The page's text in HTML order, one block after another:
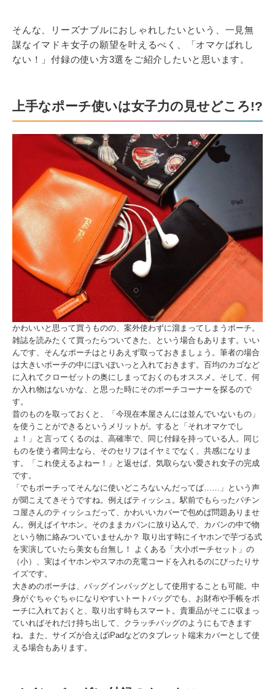
そんな、リーズナブルにおしゃれしたいという、一見無
謀なイマドキ女子の願望を叶えるべく、「オマケばれし
ない！」付録の使い方3選をご紹介したいと思います。
上手なポーチ使いは女子力の見せどころ!?
かわいいと思って買うものの、案外使わずに溜まってしまうポーチ。
雑誌を読みたくて買ったらついてきた、という場合もあります。いい
んです、そんなポーチはとりあえず取っておきましょう。筆者の場合
は大きいポーチの中にぽいぽいっと入れておきます。百均のカゴなど
に入れてクローゼットの奥にしまっておくのもオススメ。そして、何
か入れ物はないかな、と思った時にそのポーチコーナーを探るので
す。
昔のものを取っておくと、「今現在本屋さんには並んでいないもの」
を使うことができるというメリットが。すると「それオマケでし
ょ！」と言ってくるのは、高確率で、同じ付録を持っている人。同じ
ものを使う者同士なら、そのセリフはイヤミでなく、共感になりま
す。「これ使えるよねー！」と返せば、気取らない愛され女子の完成
です。
「でもポーチってそんなに使いどころないんだってば……」という声
が聞こえてきそうですね。例えばティッシュ。駅前でもらったパチン
コ屋さんのティッシュだって、かわいいカバーで包めば問題ありませ
ん。例えばイヤホン。そのままカバンに放り込んで、カバンの中で物
という物に絡みついていませんか？ 取り出す時にイヤホンで芋づる式
を実演していたら美女も台無し！ よくある「大小ポーチセット」の
（小）、実はイヤホンやスマホの充電コードを入れるのにぴったりサ
イズです。
大きめのポーチは、バッグインバッグとして使用することも可能。中
身がぐちゃぐちゃになりやすいトートバッグでも、お財布や手帳をポ
ーチに入れておくと、取り出す時もスマート。貴重品がそこに収まっ
ていればそれだけ持ち出して、クラッチバッグのようにもできます
ね。また、サイズが合えばiPadなどのタブレット端末カバーとして使
える場合もあります。